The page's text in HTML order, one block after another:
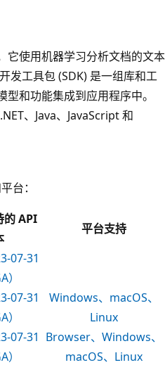
它使用机器学习分析文档的文本
发工具包 (SDK) 是一组库和工
和功能集成到应用程序中。
、Java、JavaScript 和
台：
的 API
平台支持
07-31
）
07-31
）
Windows、macOS、
Linux
07-31
）
Browser、Windows、
macOS、Linux